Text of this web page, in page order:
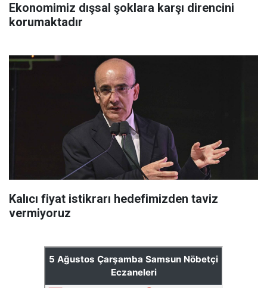
Ekonomimiz dışsal şoklara karşı direncini
korumaktadır
Kalıcı fiyat istikrarı hedefimizden taviz
vermiyoruz